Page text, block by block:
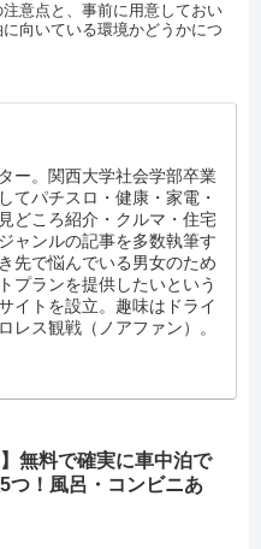
意点と、事前に用意しておい
向いている環境かどうかにつ
ー。関西大学社会学部卒業
てパチスロ・健康・家電・
どころ紹介・クルマ・住宅
ャンルの記事を多数執筆す
先で悩んでいる男女のため
プランを提供したいという
イトを設立。趣味はドライ
レス観戦（ノアファン）。
】無料で確実に車中泊で
つ！風呂・コンビニあ